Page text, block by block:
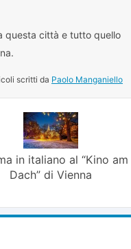
questa città e tutto quello
scritti da Paolo Manganiello
in italiano al “Kino am
Dach” di Vienna